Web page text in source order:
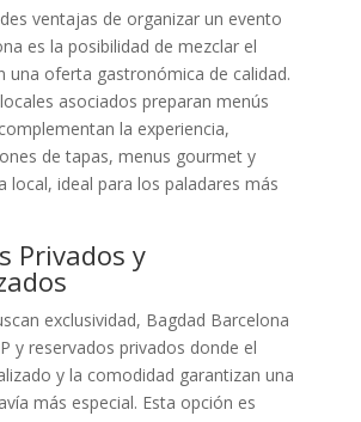
ventajas de organizar un evento
es la posibilidad de mezclar el
una oferta gastronómica de calidad.
asociados preparan menús
la experiencia,
de tapas, menus gourmet y
local, ideal para los paladares más
Privados y
exclusividad, Bagdad Barcelona
y reservados privados donde el
y la comodidad garantizan una
más especial. Esta opción es